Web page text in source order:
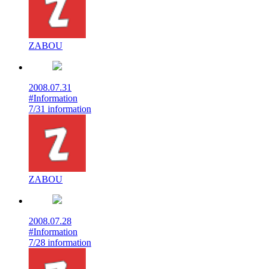
ZABOU
2008.07.31
#Information
7/31 information
ZABOU
2008.07.28
#Information
7/28 information